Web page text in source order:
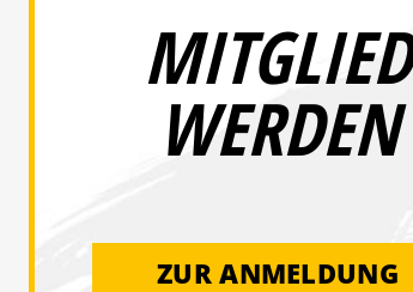
MITGLIED
WERDEN
ZUR ANMELDUNG